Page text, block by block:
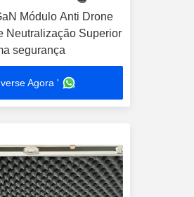
Módulo Anti Drone
Neutralização Superior
segurança
Agora '